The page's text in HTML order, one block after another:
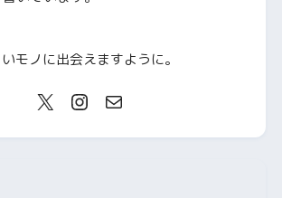
モノに出会えますように。